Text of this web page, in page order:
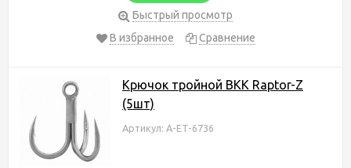
Быстрый просмотр
В избранное
Сравнение
Крючок тройной BKK Raptor-Z
(5шт)
Артикул: A-ET-6736